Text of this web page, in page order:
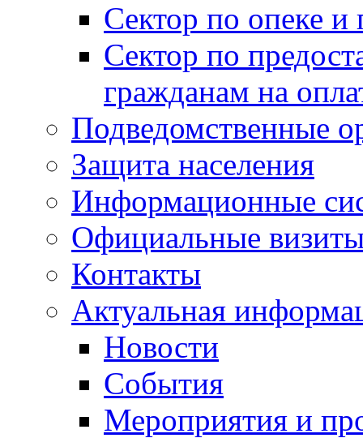
Сектор по опеке и
Сектор по
гражданам на
Подведомственные
Защита населения
Информационные
Официальные
Контакты
Актуальная
Новости
События
Мероприятия и